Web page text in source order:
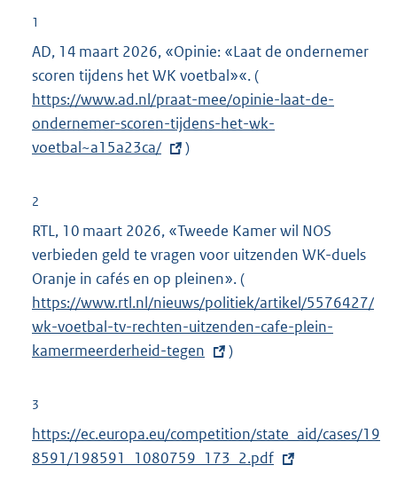
1
AD, 14 maart 2026, «Opinie: «Laat de ondernemer
scoren tijdens het WK voetbal»«. (
x
t
k
:
https://www.ad.nl/praat-mee/opinie-laat-de-
ondernemer-scoren-tijdens-het-wk-
voetbal~a15a23ca/
)
2
RTL, 10 maart 2026, «Tweede Kamer wil NOS
verbieden geld te vragen voor uitzenden WK-duels
Oranje in cafés en op pleinen». (
x
t
l
i
https://www.rtl.nl/nieuws/politiek/artikel/5576427/
wk-voetbal-tv-rechten-uitzenden-cafe-plein-
kamermeerderheid-tegen
)
3
E
x
https://ec.europa.eu/competition/state_aid/cases/19
8591/198591_1080759_173_2.pdf